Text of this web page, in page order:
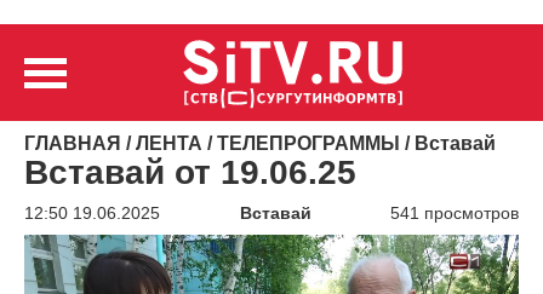
ГЛАВНАЯ /ЛЕНТА /ТЕЛЕПРОГРАММЫ / Вставай
Вставай от 19.06.25
12:50 19.06.2025 Вставай 541 просмотров
Видеоплеер